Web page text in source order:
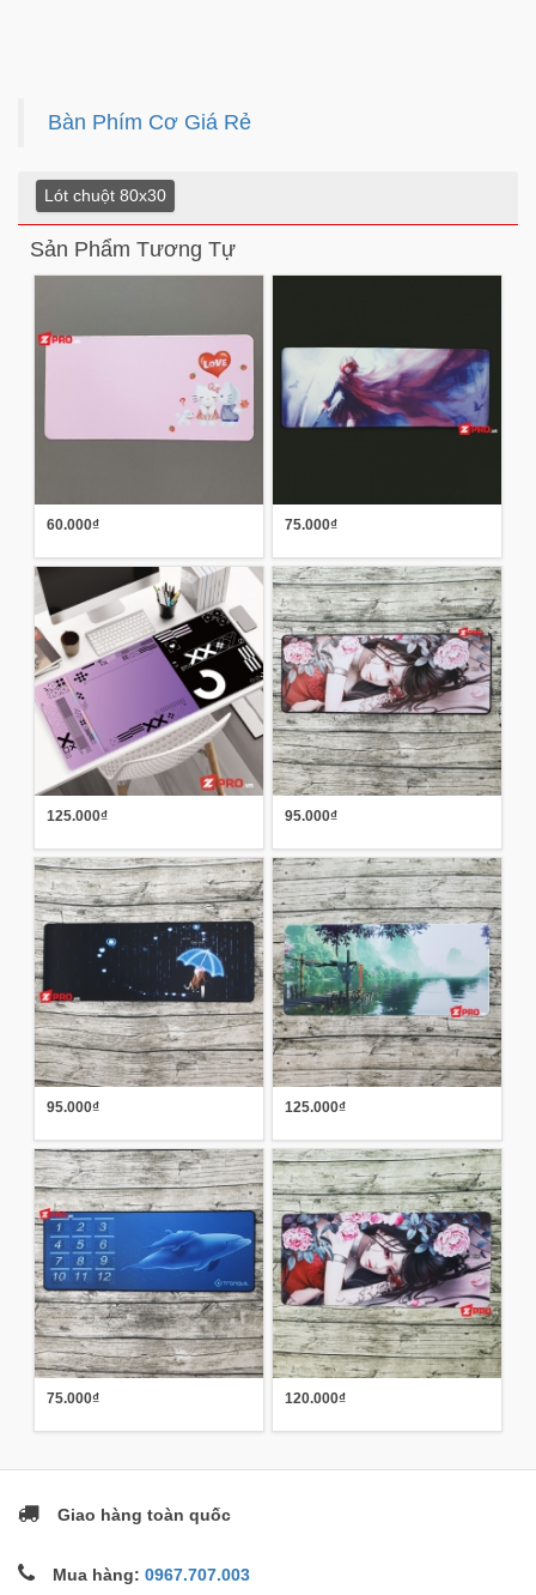
Bàn Phím Cơ Giá Rẻ
Lót chuột 80x30
Sản Phẩm Tương Tự
60.000₫ 75.000₫
125.000₫ 95.000₫
95.000₫ 125.000₫
75.000₫ 120.000₫
Giao hàng toàn quốc
Mua hàng: 0967.707.003